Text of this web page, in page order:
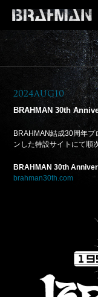
2024Aug10
BRAHMAN 30th
BRAHMAN結成30周年
ンした特設サイトにて順
BRAHMAN 30th
brahman30th.com